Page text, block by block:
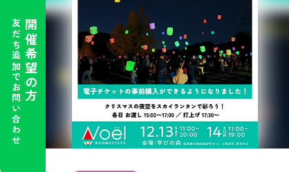
開催希望の方
友だち追加でお問い合わせ